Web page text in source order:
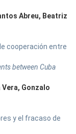
Abreu, Beatriz
cooperación entre
between Cuba
Vera, Gonzalo
y el fracaso de